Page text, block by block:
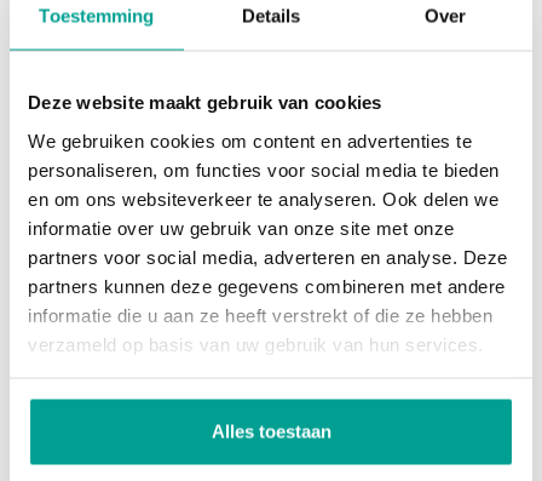
Toestemming Details Over
Deze website maakt gebruik van cookies
We gebruiken cookies om content en advertenties te
personaliseren, om functies voor social media te bieden
en om ons websiteverkeer te analyseren. Ook delen we
informatie over uw gebruik van onze site met onze
partners voor social media, adverteren en analyse. Deze
partners kunnen deze gegevens combineren met andere
informatie die u aan ze heeft verstrekt of die ze hebben
verzameld op basis van uw gebruik van hun services.
Alles toestaan
Het aantal woningen dat eind derde kwartaal 2024
ligt 10% lager dan een jaar geleden. Het gaat in
totaal om ruim 25.500 woningen, bijna 3.000
minder dan vorig jaar. Dit verminderde aanbod kan
bijdragen aan de aanhoudende krapte op de markt
en de druk op de prijzen.
Aan het einde van het derde kwartaal stonden er in
Zuidplas 54 woningen te koop. Wat 24 % minder is
dan een jaar eerder. Er zijn ook positieve geluiden:
dit was 11 % meer dan een kwartaal eerder.